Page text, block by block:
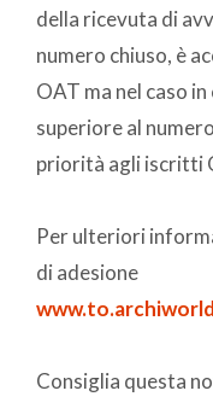
della ricevuta di
numero chiuso, è
OAT ma nel caso
superiore al
priorità agli iscritti
Per ulteriori
di adesione
Consiglia questa